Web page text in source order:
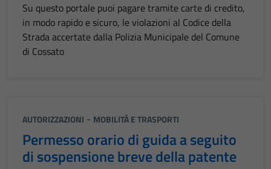
Su questo portale puoi pagare tramite carte di credito,
in modo rapido e sicuro, le violazioni al Codice della
Strada accertate dalla Polizia Municipale del Comune
di Cossato
AUTORIZZAZIONI - MOBILITÀ E TRASPORTI
Permesso orario di guida a seguito
di sospensione breve della patente